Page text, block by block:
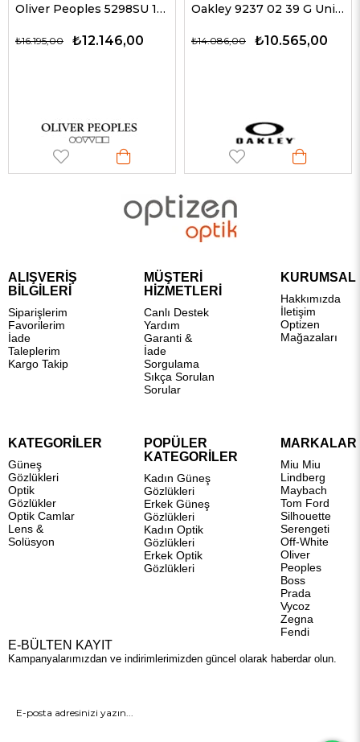
Oliver Peoples 5298SU 1578W5 51 G Unisex Güneş Gözlükleri
₺12.146,00
₺16.195,00
Oakley 9237 02 39 G Unisex Güneş Gözlükleri
₺10.565,00
₺14.086,00
ALIŞVERİŞ
BİLGİLERİ
Siparişlerim
Favorilerim
İade
Taleplerim
Kargo Takip
MÜŞTERİ
HİZMETLERİ
Canlı Destek
Yardım
Garanti &
İade
Sorgulama
Sıkça Sorulan
Sorular
KURUMSAL
Hakkımızda
İletişim
Optizen
Mağazaları
KATEGORİLER
Güneş
Gözlükleri
Optik
Gözlükler
Optik Camlar
Lens &
Solüsyon
POPÜLER
KATEGORİLER
Kadın Güneş
Gözlükleri
Erkek Güneş
Gözlükleri
Kadın Optik
Gözlükleri
Erkek Optik
Gözlükleri
MARKALAR
Miu Miu
Lindberg
Maybach
Tom Ford
Silhouette
Serengeti
Off-White
Oliver
Peoples
Boss
Prada
Vycoz
Zegna
Fendi
E-BÜLTEN KAYIT
Kampanyalarımızdan ve indirimlerimizden güncel olarak haberdar olun.